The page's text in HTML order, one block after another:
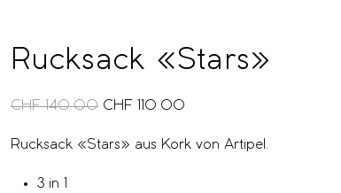
Rucksack «Stars»
CHF140.00 CHF 110.00
Rucksack «Stars» aus Kork von Artipel.
3 in 1